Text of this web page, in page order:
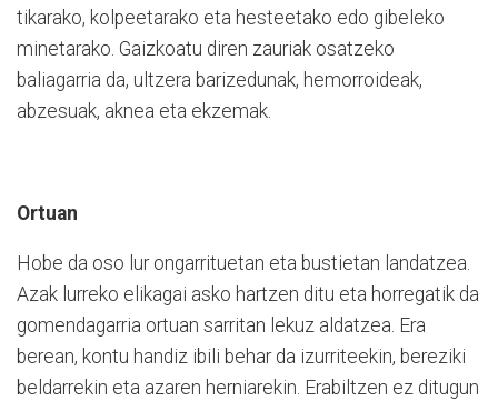
tikarako, kolpeetarako eta hesteetako edo gibeleko
minetarako. Gaizkoatu diren zau­riak osatzeko
baliagarria da, ultzera bari­zedunak, hemorroideak,
abzesuak, aknea eta ekzemak.
Ortuan
Hobe da oso lur ongarrituetan eta bustietan landatzea.
Azak lurreko eli­kagai asko hartzen ditu eta horregatik da
gomendagarria ortuan sarritan lekuz al­datzea. Era
berean, kontu handiz ibili be­har da izurriteekin, bereziki
beldarrekin eta azaren herniarekin. Erabiltzen ez di­tugun